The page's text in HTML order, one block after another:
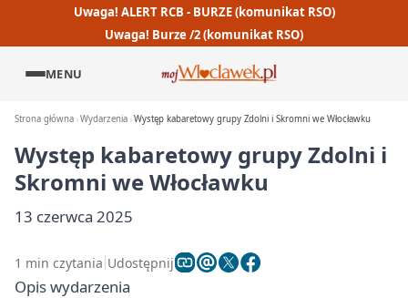
Uwaga! ALERT RCB - BURZE (komunikat RSO)
Uwaga! Burze /2 (komunikat RSO)
MENU
Strona główna Wydarzenia Występ kabaretowy grupy Zdolni i Skromni we Włocławku
Występ kabaretowy grupy Zdolni i
Skromni we Włocławku
13 czerwca 2025
1 min czytania Udostępnij
Opis wydarzenia